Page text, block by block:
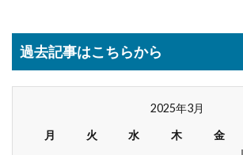
過去記事はこちらから
2025年3月
月
火 水 木 金